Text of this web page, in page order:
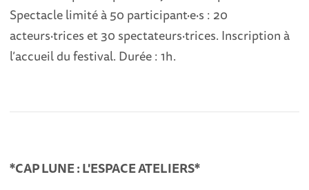
Spectacle limité à 50 participant·e·s : 20
acteurs·trices et 30 spectateurs·trices. Inscription à
l’accueil du festival. Durée : 1h.
*CAP LUNE : L'ESPACE ATELIERS*